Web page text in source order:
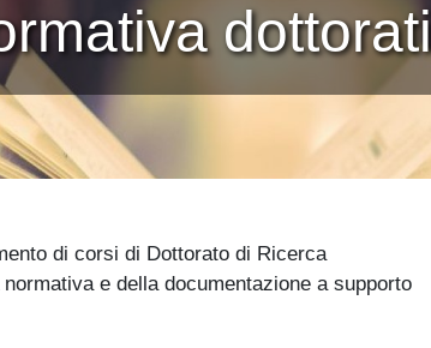
dottorati
di corsi di Dottorato di Ricerca
e della documentazione a supporto